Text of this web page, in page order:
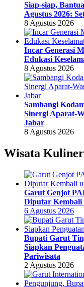
Siap-siap,
Agustus 2026:
8 Agustus 2026
Incar Generasi
Edukasi
8 Agustus 2026
Sambangi
Sinergi Aparat-
Jabar
8 Agustus 2026
Wisata Kuliner
Garut Genjot
Diputar Kembali
6 Agustus 2026
Bupati Garut
Siapkan
Pariwisata
2 Agustus 2026